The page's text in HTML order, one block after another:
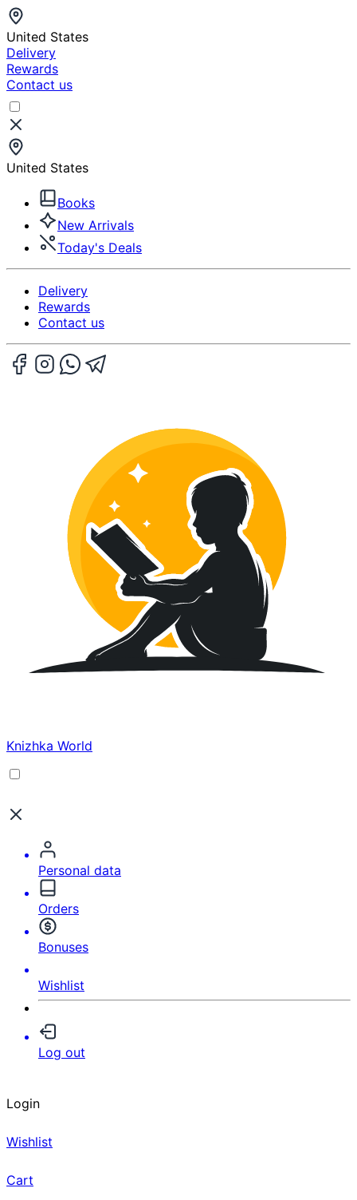
United States
Delivery
Rewards
Contact us
United States
Books
New Arrivals
Today's Deals
Delivery
Rewards
Contact us
Knizhka World
Personal data
Orders
Bonuses
Wishlist
Log out
Login
Wishlist
Cart